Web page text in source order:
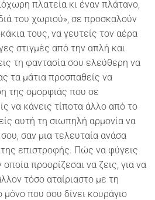
πλατεία κι έναν πλάτανο,
του χωριού», σε προσκαλούν
τους, να γευτείς τον αέρα
στιγμές από την απλή και
τη φαντασία σου ελεύθερη να
τα μάτια προσπαθείς να
της ομορφιάς που σε
να κάνεις τίποτα άλλο από το
αυτή τη σιωπηλή αρμονία να
σαν μια τελευταία ανάσα
επιστροφής. Πώς να φύγεις
προορίζεσαι να ζεις, για να
τόσο αταίριαστο με τη
που σου δίνει κουράγιο